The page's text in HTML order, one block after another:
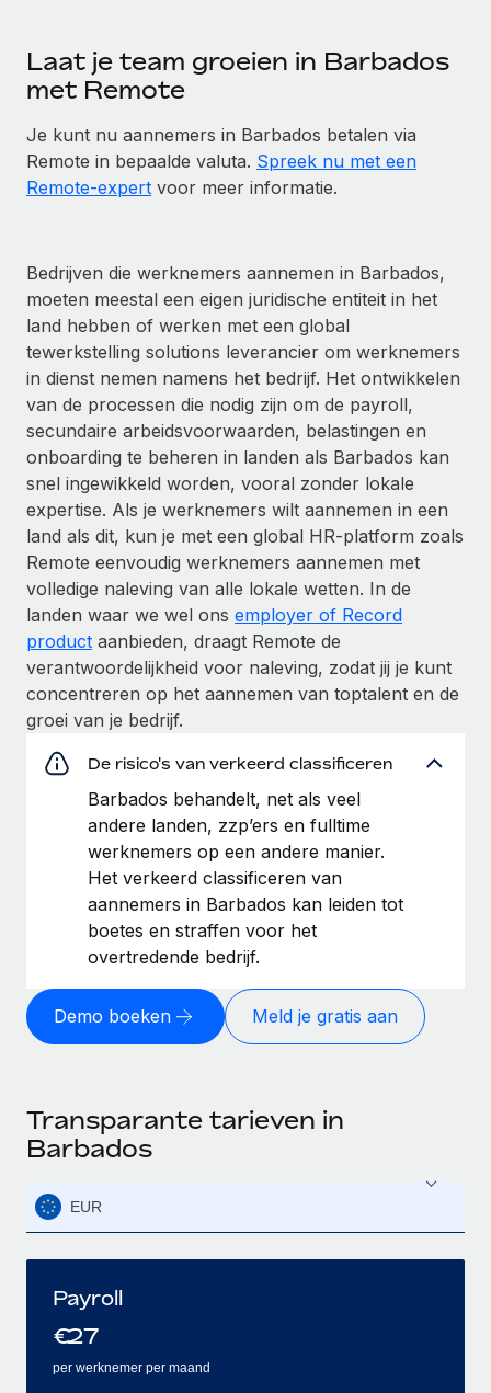
Laat je team groeien in Barbados
met Remote
Je kunt nu aannemers in Barbados betalen via
Remote in bepaalde valuta. Spreek nu met een
Remote-expert voor meer informatie.
Bedrijven die werknemers aannemen in Barbados,
moeten meestal een eigen juridische entiteit in het
land hebben of werken met een global
tewerkstelling solutions leverancier om werknemers
in dienst nemen namens het bedrijf. Het ontwikkelen
van de processen die nodig zijn om de payroll,
secundaire arbeidsvoorwaarden, belastingen en
onboarding te beheren in landen als Barbados kan
snel ingewikkeld worden, vooral zonder lokale
expertise. Als je werknemers wilt aannemen in een
land als dit, kun je met een global HR-platform zoals
Remote eenvoudig werknemers aannemen met
volledige naleving van alle lokale wetten. In de
landen waar we wel ons employer of Record
product aanbieden, draagt Remote de
verantwoordelijkheid voor naleving, zodat jij je kunt
concentreren op het aannemen van toptalent en de
groei van je bedrijf.
De risico's van verkeerd classificeren
Barbados behandelt, net als veel
andere landen, zzp’ers en fulltime
werknemers op een andere manier.
Het verkeerd classificeren van
aannemers in Barbados kan leiden tot
boetes en straffen voor het
overtredende bedrijf.
Demo boeken Meld je gratis aan
Transparante tarieven in
Barbados
EUR
Payroll
€27
per werknemer per maand